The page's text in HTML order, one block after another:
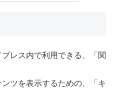
レス内で利用できる、「関
ツを表示するための、「キ